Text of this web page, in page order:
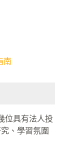
南
位具有法人投
、學習氛圍